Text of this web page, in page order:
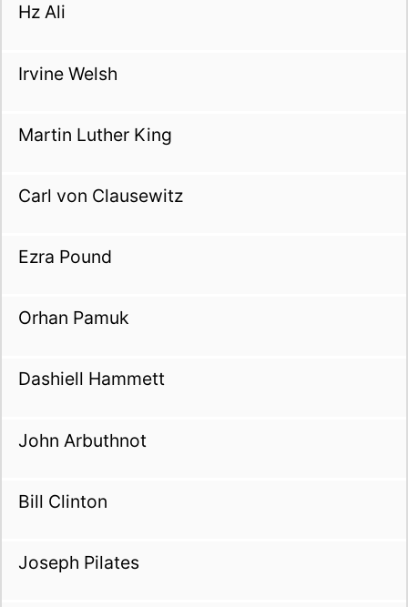
Hz Ali
Irvine Welsh
Martin Luther King
Carl von Clausewitz
Ezra Pound
Orhan Pamuk
Dashiell Hammett
John Arbuthnot
Bill Clinton
Joseph Pilates